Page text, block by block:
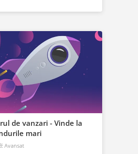
de vanzari - Vinde la
mari
Avansat